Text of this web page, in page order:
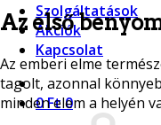
Szolgáltatások
Akciók
Kapcsolat
0Ft 0
Az első
Az emberi elme
tagolt, azonnal
minden elem a helyén